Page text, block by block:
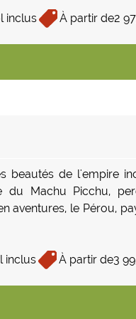
inclus À partir de2
beautés de l'empire
du Machu Picchu,
aventures, le Pérou,
inclus À partir de3